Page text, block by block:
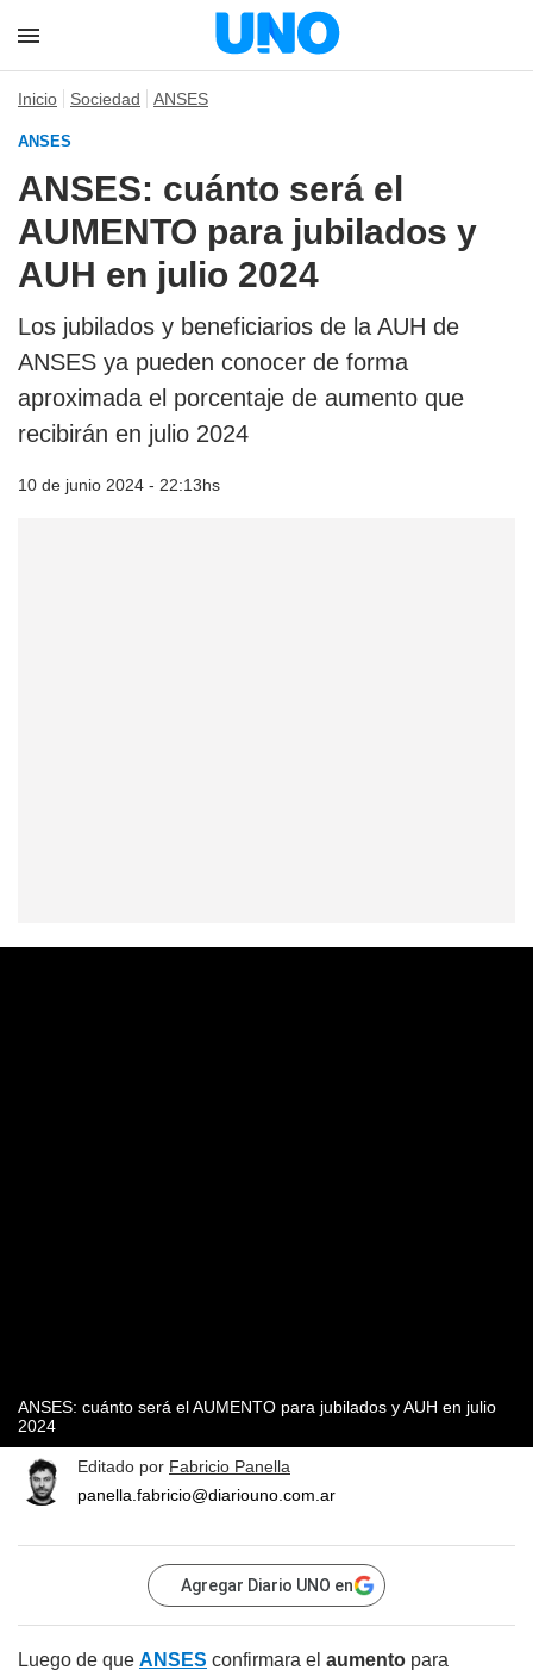
Inicio Sociedad ANSES
ANSES
ANSES: cuánto será el
AUMENTO para jubilados y
AUH en julio 2024
Los jubilados y beneficiarios de la AUH de
ANSES ya pueden conocer de forma
aproximada el porcentaje de aumento que
recibirán en julio 2024
10 de junio 2024 - 22:13hs
ANSES: cuánto será el AUMENTO para jubilados y AUH en julio
2024
Editado por Fabricio Panella
panella.fabricio@diariouno.com.ar
Agregar Diario UNO en
Luego de que ANSES confirmara el aumento para